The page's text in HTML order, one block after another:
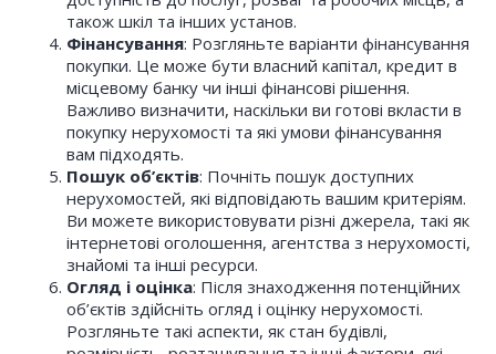
також шкіл та інших установ.
Фінансування: Розгляньте варіанти фінансування
покупки. Це може бути власний капітал, кредит в
місцевому банку чи інші фінансові рішення.
Важливо визначити, наскільки ви готові вкласти в
покупку нерухомості та які умови фінансування
вам підходять.
Пошук об’єктів: Почніть пошук доступних
нерухомостей, які відповідають вашим критеріям.
Ви можете використовувати різні джерела, такі як
інтернетові оголошення, агентства з нерухомості,
знайомі та інші ресурси.
Огляд і оцінка: Після знаходження потенційних
об’єктів здійсніть огляд і оцінку нерухомості.
Розгляньте такі аспекти, як стан будівлі,